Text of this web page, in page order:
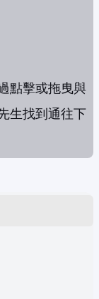
點擊或拖曳與
生找到通往下